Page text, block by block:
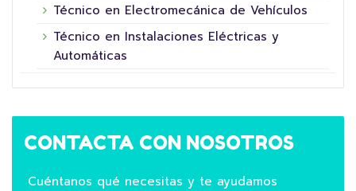
Técnico en Electromecánica de Vehículos
Técnico en Instalaciones Eléctricas y
Automáticas
CONTACTA CON NOSOTROS
Cuéntanos qué necesitas y te ayudamos